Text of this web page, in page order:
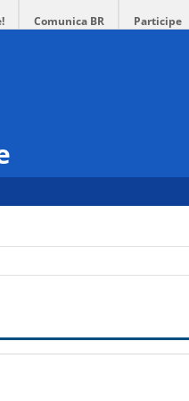
Comunica BR Participe